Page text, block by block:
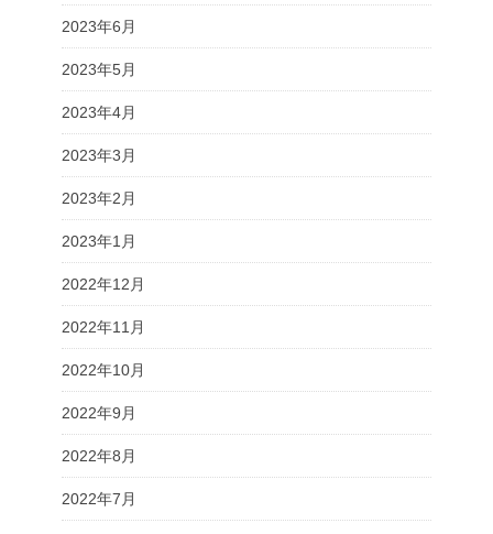
2023年6月
2023年5月
2023年4月
2023年3月
2023年2月
2023年1月
2022年12月
2022年11月
2022年10月
2022年9月
2022年8月
2022年7月